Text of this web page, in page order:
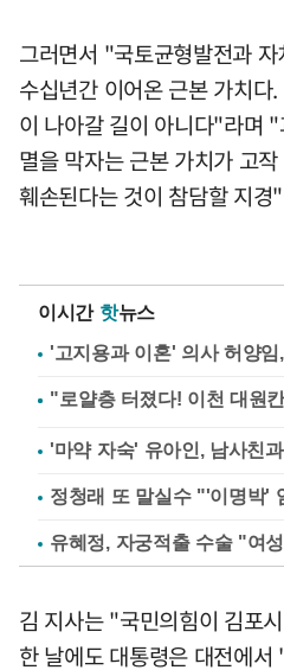
그러면서 "국토균형발전과
수십년간 이어온 근본 가치
이 나아갈 길이 아니다"라며
멸을 막자는 근본 가치가 고
훼손된다는 것이 참담할 지경
이시간 핫뉴스
'고지용과 이혼' 의사 허양
'마약 자숙' 유아인, 남사친
정청래 또 말실수 "'이명박'
유혜정, 자궁적출 수술 "여
김 지사는 "국민의힘이 김포
한 날에도 대통령은 대전에